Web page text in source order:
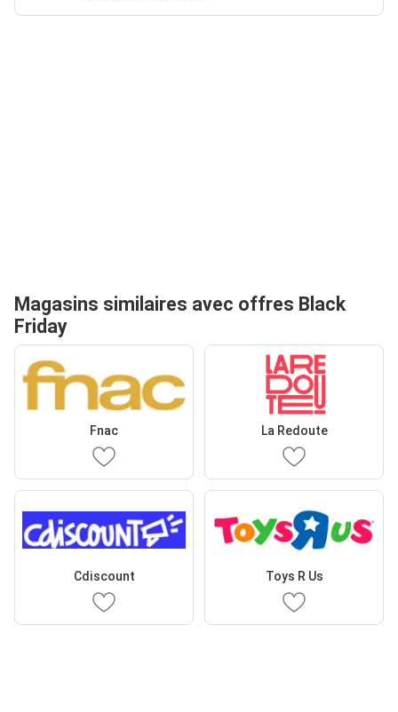
Magasins similaires avec offres Black
Friday
Fnac La Redoute
Cdiscount Toys R Us